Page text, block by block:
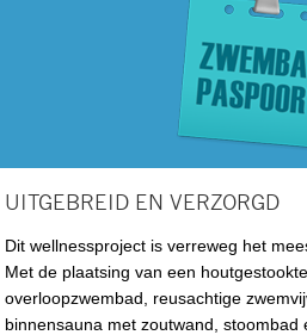
UITGEBREID EN VERZORGD
Dit wellnessproject is verreweg het
Met de plaatsing van een
overloopzwembad, reusachtige
binnensauna met zoutwand, stoombad